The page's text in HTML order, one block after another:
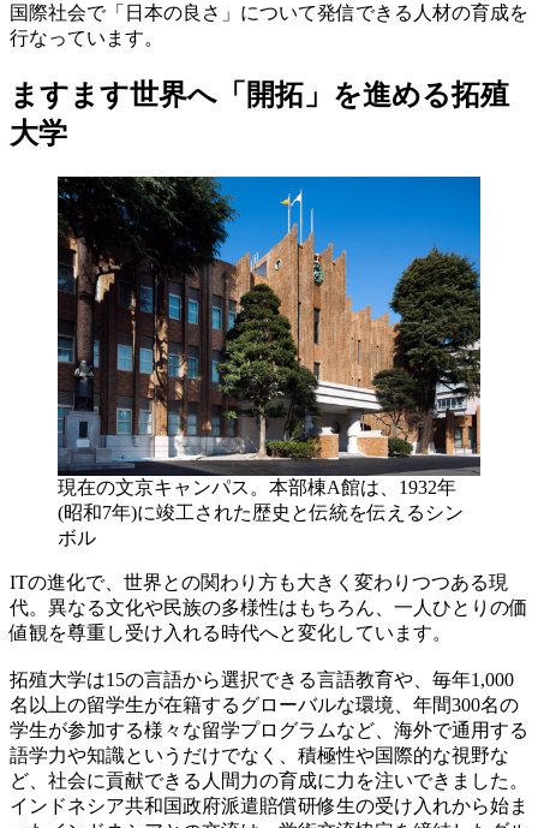
国際社会で「日本の良さ」について発信できる人材の育成を
行なっています。
ますます世界へ「開拓」を進める拓殖
大学
現在の文京キャンパス。本部棟A館は、1932年
(昭和7年)に竣工された歴史と伝統を伝えるシン
ボル
ITの進化で、世界との関わり方も大きく変わりつつある現
代。異なる文化や民族の多様性はもちろん、一人ひとりの価
値観を尊重し受け入れる時代へと変化しています。
拓殖大学は15の言語から選択できる言語教育や、毎年1,000
名以上の留学生が在籍するグローバルな環境、年間300名の
学生が参加する様々な留学プログラムなど、海外で通用する
語学力や知識というだけでなく、積極性や国際的な視野な
ど、社会に貢献できる人間力の育成に力を注いできました。
インドネシア共和国政府派遣賠償研修生の受け入れから始ま